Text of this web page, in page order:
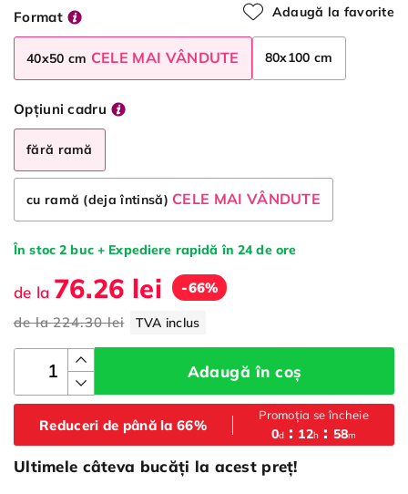
Adaugă la favorite
Format
40x50 cm CELE MAI VÂNDUTE 80x100 cm
Opțiuni cadru
fără ramă
cu ramă (deja întinsă) CELE MAI VÂNDUTE
În stoc 2 buc + Expediere rapidă în 24 de ore
de la 76.26 lei
-66%
de la224.30 lei TVA inclus
Adaugă în coș
Reduceri de până la 66%
Promoția se încheie
0d 12h 58m
Ultimele câteva bucăți la acest preț!